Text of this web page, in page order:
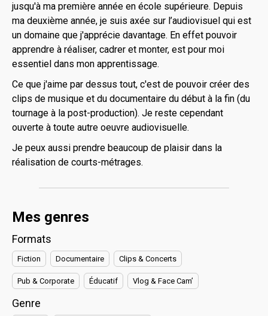
jusqu'à ma première année en école supérieure. Depuis
ma deuxième année, je suis axée sur l’audiovisuel qui est
un domaine que j'apprécie davantage. En effet pouvoir
apprendre à réaliser, cadrer et monter, est pour moi
essentiel dans mon apprentissage.
Ce que j'aime par dessus tout, c'est de pouvoir créer des
clips de musique et du documentaire du début à la fin (du
tournage à la post-production). Je reste cependant
ouverte à toute autre oeuvre audiovisuelle.
Je peux aussi prendre beaucoup de plaisir dans la
réalisation de courts-métrages.
Mes genres
Formats
Fiction Documentaire Clips & Concerts
Pub & Corporate Éducatif Vlog & Face Cam’
Genre